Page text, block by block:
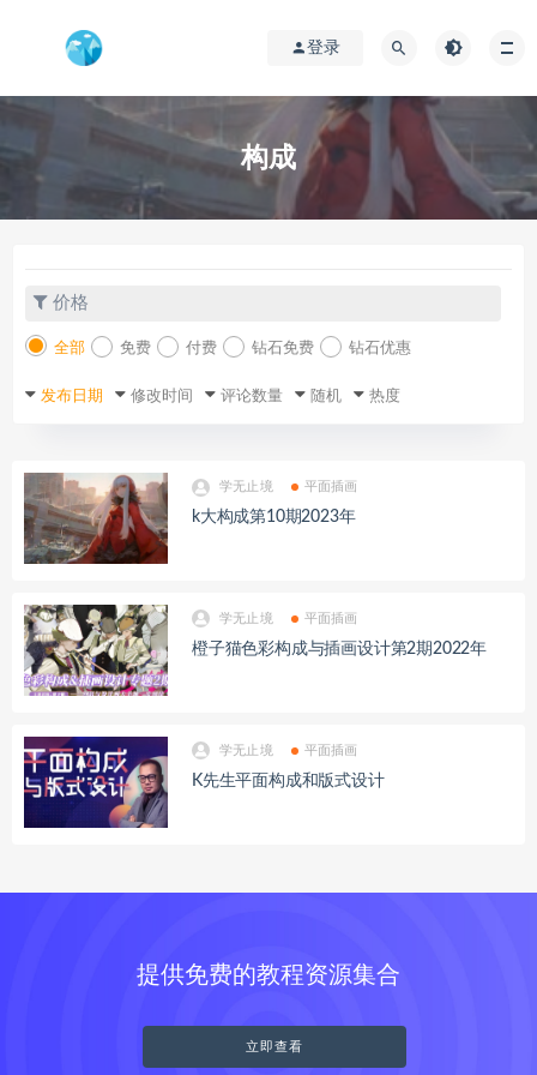
登录
构成
价格
全部 免费 付费 钻石免费 钻石优惠
发布日期 修改时间 评论数量 随机 热度
学无止境 平面插画
k大构成第10期2023年
学无止境 平面插画
橙子猫色彩构成与插画设计第2期2022年
学无止境 平面插画
K先生平面构成和版式设计
提供免费的教程资源集合
立即查看